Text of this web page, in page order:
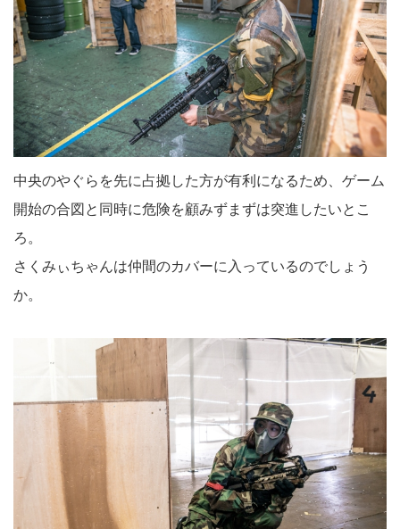
中央のやぐらを先に占拠した方が有利になるため、ゲーム
開始の合図と同時に危険を顧みずまずは突進したいとこ
ろ。
さくみぃちゃんは仲間のカバーに入っているのでしょう
か。